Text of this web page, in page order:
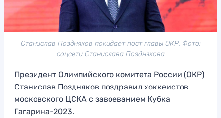
Станислав Поздняков покидает пост главы ОКР. Фото:
соцсети Станислава Позднякова
Президент Олимпийского комитета России (ОКР)
Станислав Поздняков поздравил хоккеистов
московского ЦСКА с завоеванием Кубка
Гагарина-2023.